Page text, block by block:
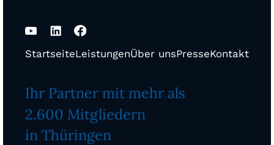
StartseiteLeistungenÜber unsPresseKontakt
Ihr Partner mit mehr als
2.600 Mitgliedern
in Thüringen